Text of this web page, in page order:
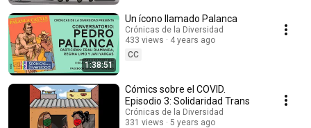
1:38:51
Un ícono llamado Palanca
Crónicas de la Diversidad
433 views
4 years ago
CC
Cómics sobre el COVID.
Episodio 3: Solidaridad Trans
Crónicas de la Diversidad
331 views
5 years ago